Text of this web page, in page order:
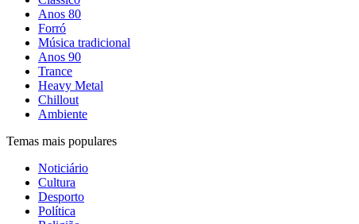
Anos 80
Forró
Música tradicional
Anos 90
Trance
Heavy Metal
Chillout
Ambiente
Temas mais populares
Noticiário
Cultura
Desporto
Política